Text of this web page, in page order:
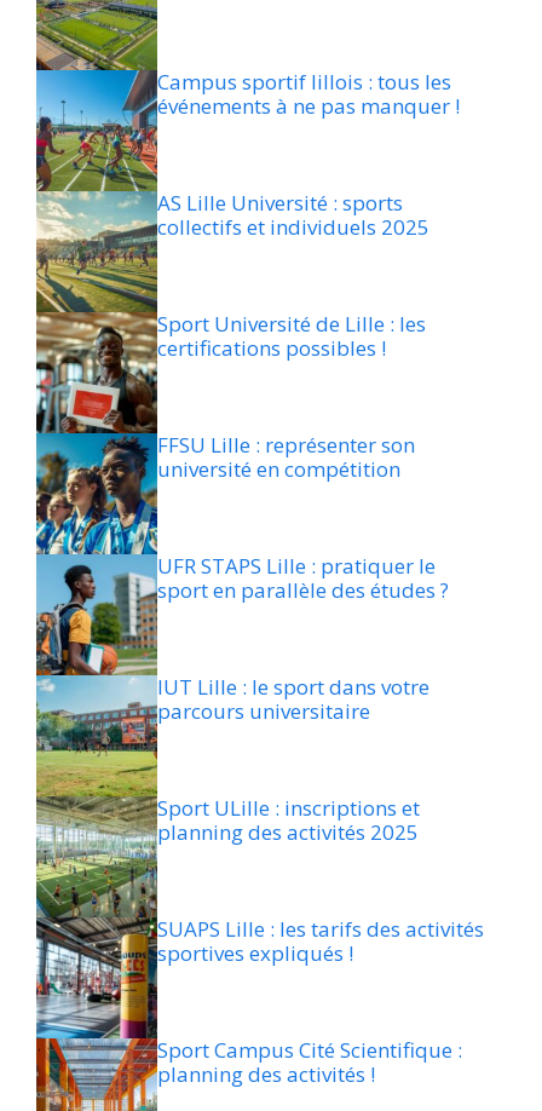
Campus sportif lillois : tous les
événements à ne pas manquer !
AS Lille Université : sports
collectifs et individuels 2025
Sport Université de Lille : les
certifications possibles !
FFSU Lille : représenter son
université en compétition
UFR STAPS Lille : pratiquer le
sport en parallèle des études ?
IUT Lille : le sport dans votre
parcours universitaire
Sport ULille : inscriptions et
planning des activités 2025
SUAPS Lille : les tarifs des activités
sportives expliqués !
Sport Campus Cité Scientifique :
planning des activités !